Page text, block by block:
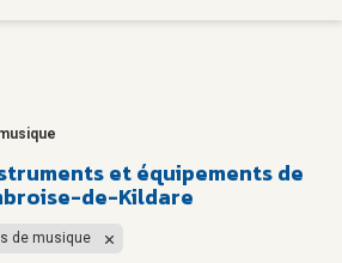
et équipements de
de-Kildare
de musique